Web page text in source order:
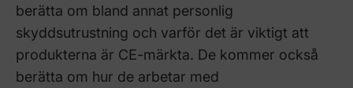
berätta om bland annat personlig
skyddsutrustning och varför det är viktigt att
produkterna är CE-märkta. De kommer också
berätta om hur de arbetar med